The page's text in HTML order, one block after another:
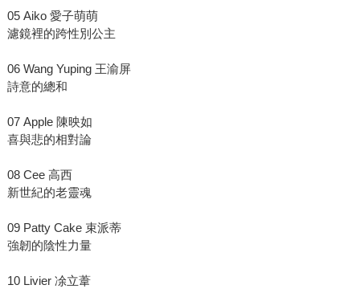
05 Aiko 愛子萌萌
濾鏡裡的跨性別公主
06 Wang Yuping 王渝屏
詩意的總和
07 Apple 陳映如
喜與悲的相對論
08 Cee 高西
新世紀的老靈魂
09 Patty Cake 束派蒂
強韌的陰性力量
10 Livier 凃立葦